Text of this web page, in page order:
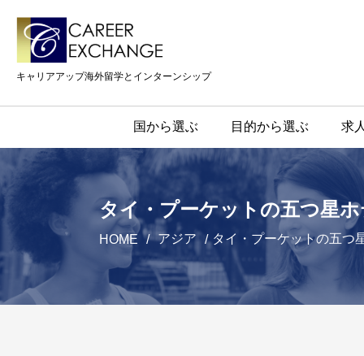
キャリアアップ海外留学とインターンシップ
国から選ぶ 目的から選ぶ 求
タイ・プーケットの五つ星
HOME / アジア / タイ・プーケットの五つ